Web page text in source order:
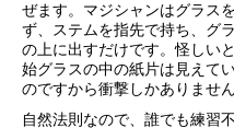
ぜます。マジシャンはグラス
ず、ステムを指先で持ち、グ
の上に出すだけです。怪しい
始グラスの中の紙片は見えて
のですから衝撃しかありません
自然法則なので、誰でも練習